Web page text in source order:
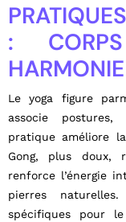
PRATIQUES
:
HARMONIE
Le yoga figure
associe
pratique améliore
Gong, plus doux,
renforce l’énergie
pierres
spécifiques pour